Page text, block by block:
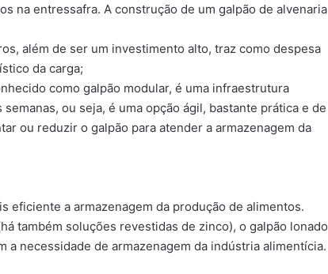
na entressafra. A construção de um galpão de alvenaria
além de ser um investimento alto, traz como despesa
da carga;
como galpão modular, é uma infraestrutura
ou seja, é uma opção ágil, bastante prática e de
ou reduzir o galpão para atender a armazenagem da
eficiente a armazenagem da produção de alimentos.
também soluções revestidas de zinco), o galpão lonado
necessidade de armazenagem da indústria alimentícia.